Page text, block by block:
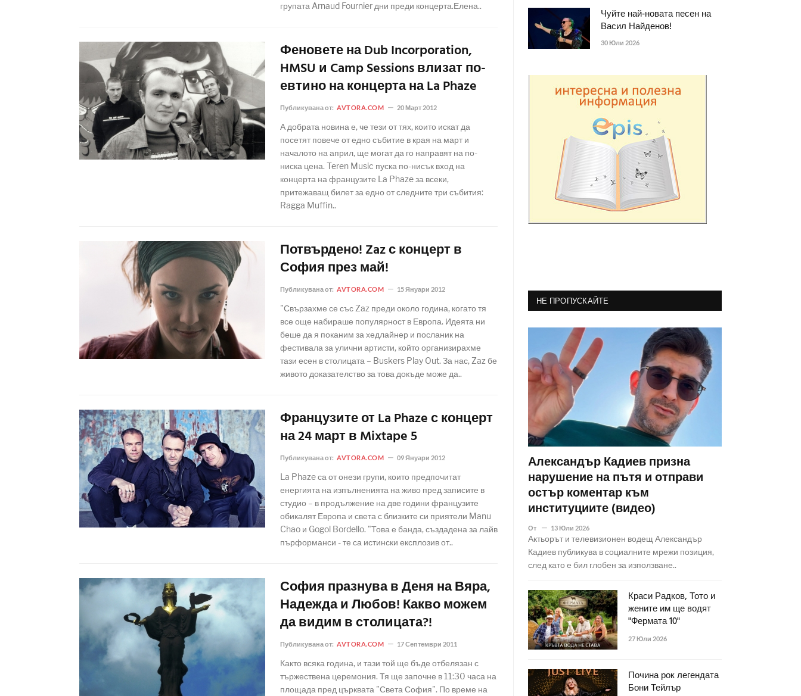
групата Arnaud Fournier дни преди концерта.Елена..
Феновете на Dub Incorporation,
HMSU и Camp Sessions влизат по-
евтино на концерта на La Phaze
Публикувана от: AVTORA.COM 20 Март 2012
А добрата новина е, че тези от тях, които искат да
посетят повече от едно събитие в края на март и
началото на април, ще могат да го направят на по-
ниска цена. Teren Music пуска по-нисък вход на
концерта на французите La Phaze за всеки,
притежаващ билет за едно от следните три събития:
Ragga Muffin..
Потвърдено! Zaz с концерт в
София през май!
Публикувана от: AVTORA.COM 15 Януари 2012
"Свързахме се със Zaz преди около година, когато тя
все още набираше популярност в Европа. Идеята ни
беше да я поканим за хедлайнер и посланик на
фестивала за улични артисти, който организирахме
тази есен в столицата – Buskers Play Out. За нас, Zaz бе
живото доказателство за това докъде може да..
Французите от La Phaze с концерт
на 24 март в Mixtape 5
Публикувана от: AVTORA.COM 09 Януари 2012
La Phaze са от онези групи, които предпочитат
енергията на изпълненията на живо пред записите в
студио – в продължение на две години французите
обикалят Европа и света с близките си приятели Manu
Chao и Gogol Bordello. "Това е банда, създадена за лайв
пърформанси - те са истински експлозив от..
София празнува в Деня на Вяра,
Надежда и Любов! Какво можем
да видим в столицата?!
Публикувана от: AVTORA.COM 17 Септември 2011
Както всяка година, и тази той ще бъде отбелязан с
тържествена церемония. Тя ще започне в 11:30 часа на
площада пред църквата "Света София". По време на
Чуйте най-новата песен на
Васил Найденов!
30 Юли 2026
НЕ ПРОПУСКАЙТЕ
Александър Кадиев призна
нарушение на пътя и отправи
остър коментар към
институциите (видео)
От 13 Юли 2026
Актьорът и телевизионен водещ Александър
Кадиев публикува в социалните мрежи позиция,
след като е бил глобен за използване..
Краси Радков, Тото и
жените им ще водят
"Фермата 10"
27 Юли 2026
Почина рок легендата
Бони Тейлър